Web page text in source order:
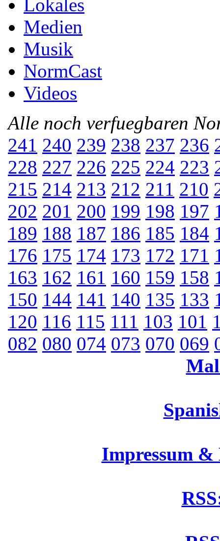
Lokales
Medien
Musik
NormCast
Videos
Alle noch verfuegbaren
241 240 239 238 237 236
228 227 226 225 224 223
215 214 213 212 211 210
202 201 200 199 198 197
189 188 187 186 185 184
176 175 174 173 172 171
163 162 161 160 159 158
150 144 141 140 135 133
120 116 115 111 103 101
082 080 074 073 070 069
Impressum